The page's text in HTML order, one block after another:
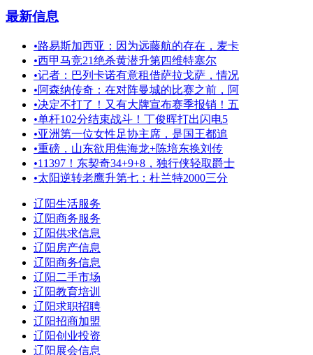
最新信息
•路易斯加西亚：因为远藤航的存在，麦卡
•西甲马竞21绝杀黄潜升第四维特塞尔
•记者：巴列卡诺有意租借萨拉戈萨，情况
•阿森纳传奇：在对阵曼城的比赛之前，阿
•决定不打了！又有大牌宣布赛季报销！五
•单杆102分结束战斗！丁俊晖打出闪电5
•亚洲第一位女性足协主席，是国王都追
•重磅，山东欲用焦海龙+陈培东换刘传
•11397！东契奇34+9+8，独行侠轻取爵士
•太阳逆转老鹰升第七：杜兰特2000三分
辽阳生活服务
辽阳商务服务
辽阳供求信息
辽阳房产信息
辽阳商务信息
辽阳二手市场
辽阳教育培训
辽阳求职招聘
辽阳招商加盟
辽阳创业投资
辽阳展会信息